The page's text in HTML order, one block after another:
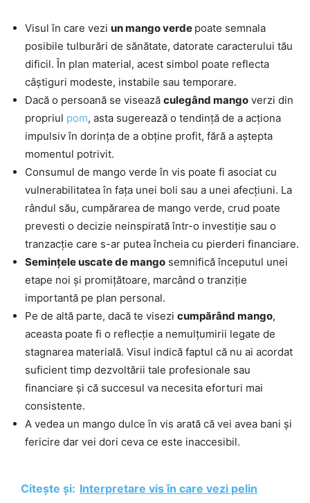
Visul în care vezi un mango verde poate semnala
posibile tulburări de sănătate, datorate caracterului tău
dificil. În plan material, acest simbol poate reflecta
câștiguri modeste, instabile sau temporare.
Dacă o persoană se visează culegând mango verzi din
propriul pom, asta sugerează o tendință de a acționa
impulsiv în dorința de a obține profit, fără a aștepta
momentul potrivit.
Consumul de mango verde în vis poate fi asociat cu
vulnerabilitatea în fața unei boli sau a unei afecțiuni. La
rândul său, cumpărarea de mango verde, crud poate
prevesti o decizie neinspirată într-o investiție sau o
tranzacție care s-ar putea încheia cu pierderi financiare.
Semințele uscate de mango semnifică începutul unei
etape noi și promițătoare, marcând o tranziție
importantă pe plan personal.
Pe de altă parte, dacă te visezi cumpărând mango,
aceasta poate fi o reflecție a nemulțumirii legate de
stagnarea materială. Visul indică faptul că nu ai acordat
suficient timp dezvoltării tale profesionale sau
financiare și că succesul va necesita eforturi mai
consistente.
A vedea un mango dulce în vis arată că vei avea bani și
fericire dar vei dori ceva ce este inaccesibil.
Citește și: Interpretare vis în care vezi pelin